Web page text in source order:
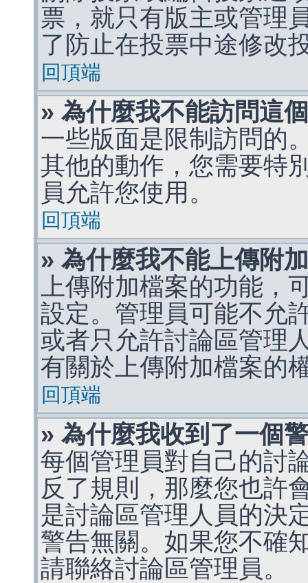
票，就只有版主或管理
了防止在投票中途修改
回頂端
» 為什麼我不能訪問這
一些版面是限制訪問的
其他的動作，您需要特
員允許您使用。
回頂端
» 為什麼我不能上傳附
上傳附加檔案的功能，
設定。管理員可能不允
或者只允許討論區管理
有關於上傳附加檔案的
回頂端
» 為什麼我收到了一個
每個管理員對自己的討
反了規則，那麼您也許
是討論區管理人員的決
警告無關。如果您不確
請聯絡討論區管理員。